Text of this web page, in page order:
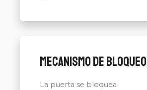
Mecanismo de bloqueo
La puerta se bloquea